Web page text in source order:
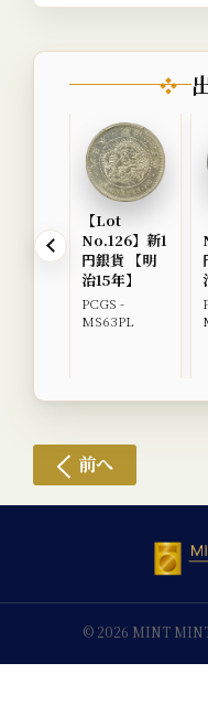
【Lot
No.126】新1
円銀貨 【明
治15年】
PCGS -
MS63PL
前へ
© 2026 MINT